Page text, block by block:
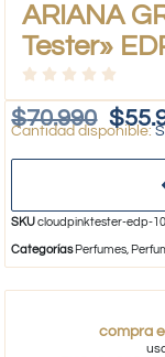
ARIANA
Tester»
$70.990 $
SKUcloudpinktester-edp-
Categorías Perfumes,
compra